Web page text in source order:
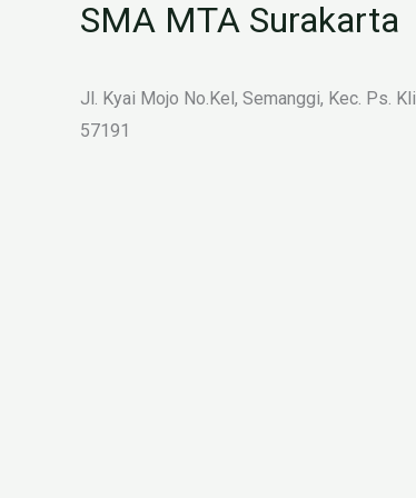
SMA MTA Surakarta
Jl. Kyai Mojo No.Kel, Semanggi, Kec. Ps.
57191